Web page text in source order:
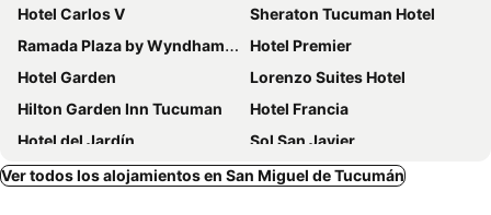
Hotel Carlos V
Sheraton Tucuman Hotel
Ramada Plaza by Wyndham Tucuman
Hotel Premier
Hotel Garden
Lorenzo Suites Hotel
Hilton Garden Inn Tucuman
Hotel Francia
Hotel del Jardín
Sol San Javier
Hotel Catalinas Tucuman
Hotel Metropol
Ver todos los alojamientos en San Miguel de Tucumán